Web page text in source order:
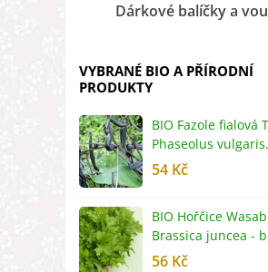
Dárkové balíčky a
VYBRANÉ BIO A PŘÍRODNÍ
PRODUKTY
BIO Fazole fialová
Phaseolus
54 Kč
BIO Hořčice
Brassica juncea -
56 Kč